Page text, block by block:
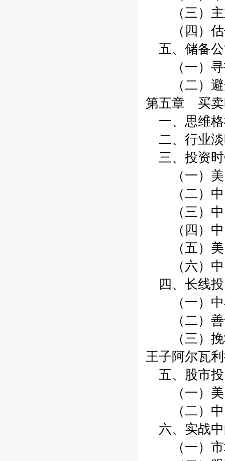
（三）主
（四）估
五、储备
（一）寻
（二）避
第五章 买卖
一、思维
二、行业
三、投资
（一）美
（二）中
（三）中
（四）中
（五）美
（六）中
四、长线
（一）中
（二）善
（三）挽
王子阿尔瓦
五、股市投
（一）美
（二）中
六、实战中
（一）市